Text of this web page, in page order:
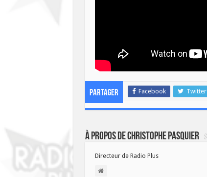
Partager Facebook Twitter
À propos de Christophe PASQUIER
Directeur de Radio Plus